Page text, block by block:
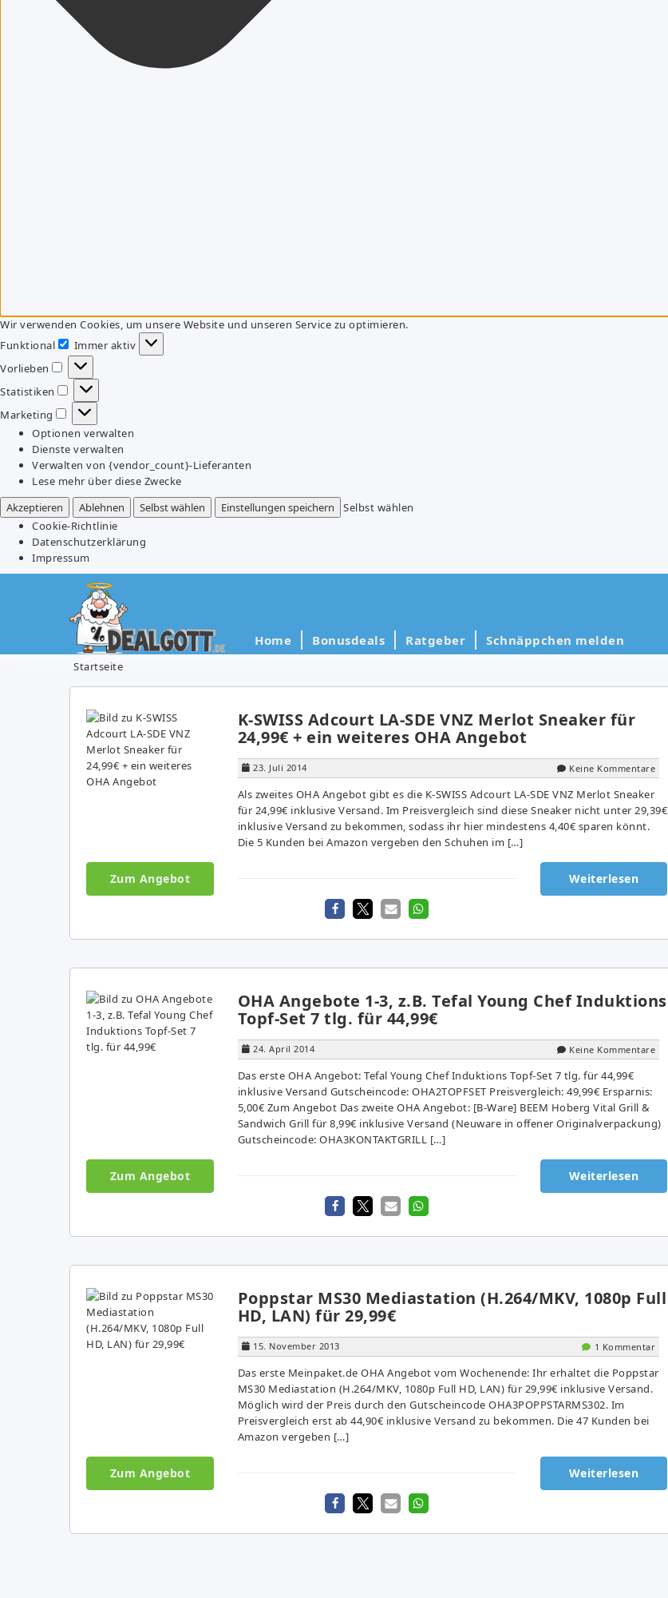
Wir verwenden Cookies, um unsere Website und unseren Service zu optimieren.
Funktional
Funktional
Immer aktiv
Vorlieben
Vorlieben
Statistiken
Statistiken
Marketing
Marketing
Optionen verwalten
Dienste verwalten
Verwalten von {vendor_count}-Lieferanten
Lese mehr über diese Zwecke
Akzeptieren
Ablehnen Selbst wählen Einstellungen speichern
Selbst wählen
Cookie-Richtlinie
Datenschutzerklärung
Impressum
Home Bonusdeals Ratgeber Schnäppchen melden
Startseite
K-SWISS Adcourt LA-SDE VNZ Merlot Sneaker für
24,99€ + ein weiteres OHA Angebot
23. Juli 2014 Keine Kommentare
Als zweites OHA Angebot gibt es die K-SWISS Adcourt LA-SDE VNZ Merlot Sneaker
für 24,99€ inklusive Versand. Im Preisvergleich sind diese Sneaker nicht unter 29,39€
inklusive Versand zu bekommen, sodass ihr hier mindestens 4,40€ sparen könnt.
Die 5 Kunden bei Amazon vergeben den Schuhen im […]
Zum Angebot Weiterlesen
OHA Angebote 1-3, z.B. Tefal Young Chef Induktions
Topf-Set 7 tlg. für 44,99€
24. April 2014 Keine Kommentare
Das erste OHA Angebot: Tefal Young Chef Induktions Topf-Set 7 tlg. für 44,99€
inklusive Versand Gutscheincode: OHA2TOPFSET Preisvergleich: 49,99€ Ersparnis:
5,00€ Zum Angebot Das zweite OHA Angebot: [B-Ware] BEEM Hoberg Vital Grill &
Sandwich Grill für 8,99€ inklusive Versand (Neuware in offener Originalverpackung)
Gutscheincode: OHA3KONTAKTGRILL […]
Zum Angebot Weiterlesen
Poppstar MS30 Mediastation (H.264/MKV, 1080p Full
HD, LAN) für 29,99€
15. November 2013 1 Kommentar
Das erste Meinpaket.de OHA Angebot vom Wochenende: Ihr erhaltet die Poppstar
MS30 Mediastation (H.264/MKV, 1080p Full HD, LAN) für 29,99€ inklusive Versand.
Möglich wird der Preis durch den Gutscheincode OHA3POPPSTARMS302. Im
Preisvergleich erst ab 44,90€ inklusive Versand zu bekommen. Die 47 Kunden bei
Amazon vergeben […]
Zum Angebot Weiterlesen